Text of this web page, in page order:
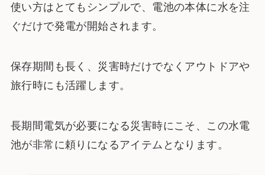
使い方はとてもシンプルで、電池の本体に水を注
ぐだけで発電が開始されます。
保存期間も長く、災害時だけでなくアウトドアや
旅行時にも活躍します。
長期間電気が必要になる災害時にこそ、この水電
池が非常に頼りになるアイテムとなります。